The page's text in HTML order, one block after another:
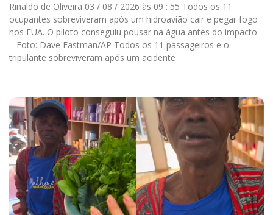
Rinaldo de Oliveira 03 / 08 / 2026 às 09 : 55 Todos os 11
ocupantes sobreviveram após um hidroavião cair e pegar fogo
nos EUA. O piloto conseguiu pousar na água antes do impacto.
– Foto: Dave Eastman/AP Todos os 11 passageiros e o
tripulante sobreviveram após um acidente